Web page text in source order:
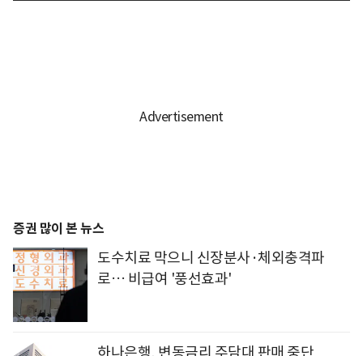
증권 많이 본 뉴스
도수치료 막으니 신장분사·체외충격파
로… 비급여 '풍선효과'
하나은행, 변동금리 주담대 판매 중단